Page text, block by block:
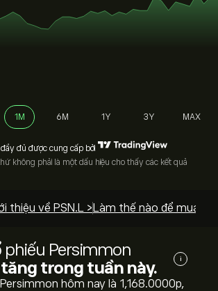
1M 6M 1Y 3Y MAX
đủ được cung cấp bởi
không phải là một dấu hiệu cho thấy các kết quả
thiệu về PSN.L > Làm thế nào để mua? >
phiếu Persimmon
trong tuần này.
i
hôm nay là 1,168.0000‎p‎,